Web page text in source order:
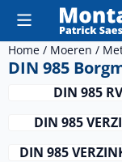
Cookievoorkeuren
Home / Moeren /
DIN 985
DIN 985
DIN 985
DIN 985